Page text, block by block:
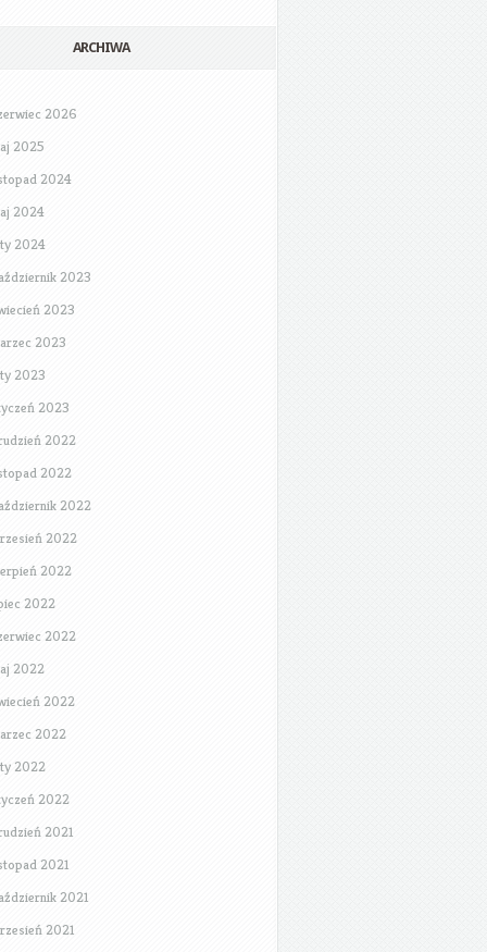
ARCHIWA
2026
2025
2024
2024
2024
2023
2023
2023
2023
2023
2022
2022
2022
2022
2022
2022
2022
2022
2022
2022
2022
2022
2021
2021
2021
2021